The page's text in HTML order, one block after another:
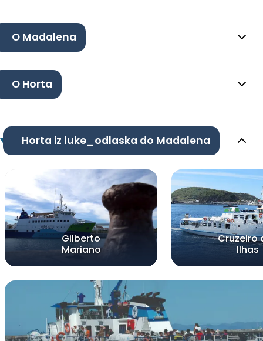
O Madalena
O Horta
Horta iz luke_odlaska do Madalena
Gilberto
Mariano
Cruzeiro
Ilhas